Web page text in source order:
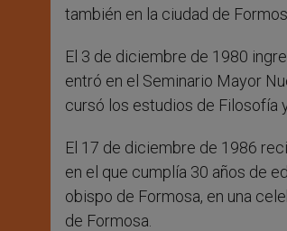
también en la ciudad de
El 3 de diciembre de 1980
entró en el Seminario Mayor
cursó los estudios de Filosofía
El 17 de diciembre de 1986
en el que cumplía 30 años de
obispo de Formosa, en una
de Formosa.